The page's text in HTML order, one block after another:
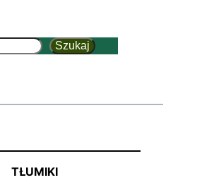
Szukaj
TŁUMIKI